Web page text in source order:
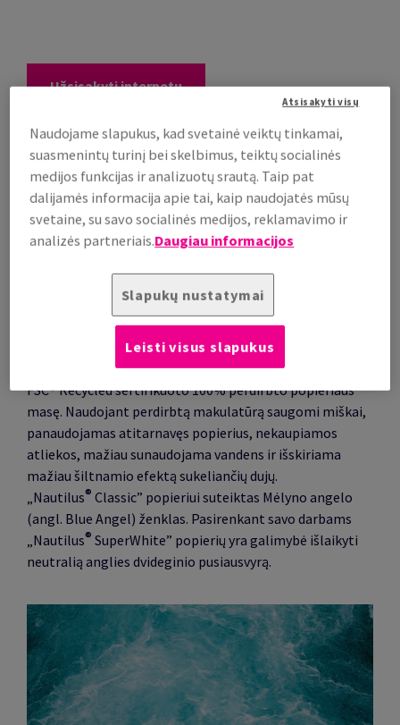
Užsisakyti internetu
Šis 100% perdirbtas popierius gaminamas naudojant
FSC® Recycled sertifikuoto 100% perdirbto popieriaus
masę. Naudojant perdirbtą makulatūrą saugomi miškai,
panaudojamas atitarnavęs popierius, nekaupiamos
atliekos, mažiau sunaudojama vandens ir išskiriama
mažiau šiltnamio efektą sukeliančių dujų.
„Nautilus® Classic” popieriui suteiktas Mėlyno angelo
(angl. Blue Angel) ženklas. Pasirenkant savo darbams
„Nautilus® SuperWhite” popierių yra galimybė išlaikyti
neutralią anglies dvideginio pusiausvyrą.
Naudojame slapukus, kad svetainė veiktų tinkamai,
suasmenintų turinį bei skelbimus, teiktų socialinės
medijos funkcijas ir analizuotų srautą. Taip pat
dalijamės informacija apie tai, kaip naudojatės mūsų
svetaine, su savo socialinės medijos, reklamavimo ir
analizės partneriais.Daugiau informacijos
Slapukų nustatymai
Atsisakyti visų
Leisti visus slapukus